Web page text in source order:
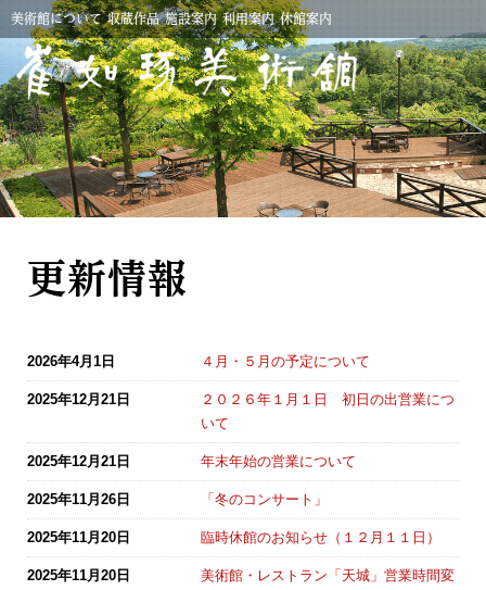
美術館について 収蔵作品 施設案内 利用案内 休館案内
更新情報
2026年4月1日 ４月・５月の予定について
2025年12月21日
２０２６年１月１日 初日の出営業につ
いて
2025年12月21日 年末年始の営業について
2025年11月26日 「冬のコンサート」
2025年11月20日 臨時休館のお知らせ（１２月１１日）
2025年11月20日
美術館・レストラン「天城」営業時間変